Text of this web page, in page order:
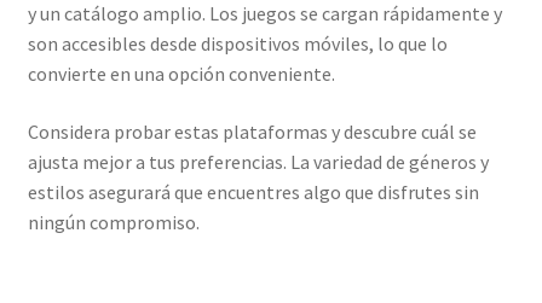
y un catálogo amplio. Los juegos se cargan rápidamente y
son accesibles desde dispositivos móviles, lo que lo
convierte en una opción conveniente.
Considera probar estas plataformas y descubre cuál se
ajusta mejor a tus preferencias. La variedad de géneros y
estilos asegurará que encuentres algo que disfrutes sin
ningún compromiso.